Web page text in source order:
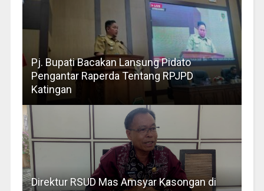
Pj. Bupati Bacakan Lansung Pidato
Pengantar Raperda Tentang RPJPD
Katingan
Direktur RSUD Mas Amsyar Kasongan di